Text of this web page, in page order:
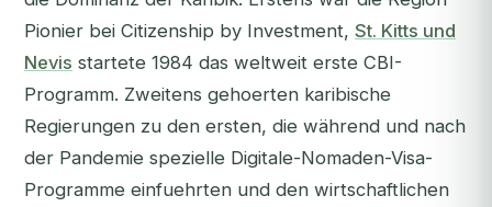
Pionier bei Citizenship by Investment, St. Kitts und
Nevis startete 1984 das weltweit erste CBI-
Programm. Zweitens gehoerten karibische
Regierungen zu den ersten, die während und nach
der Pandemie spezielle Digitale-Nomaden-Visa-
Programme einfuehrten und den wirtschaftlichen